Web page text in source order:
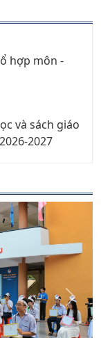
hợp môn -
và sách giáo
2027
10 THPT
học 2026-
trường
2027
Next